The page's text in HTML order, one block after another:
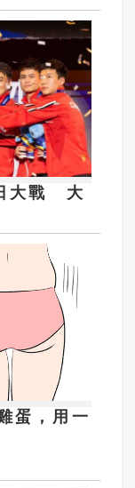
大戰 大
蛋，用一